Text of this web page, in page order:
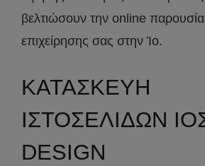
βελτιώσουν την online
επιχείρησης σας στην Ίο.
ΚΑΤΑΣΚΕΥΗ
ΙΣΤΟΣΕΛΙΔΩΝ
DESIGN